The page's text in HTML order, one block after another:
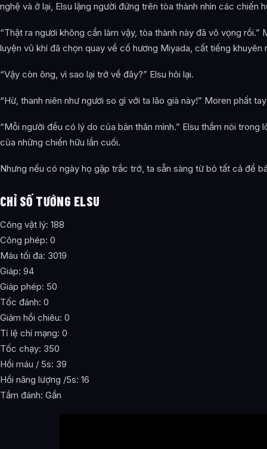
nghệ và ở lại, Elsu lặng người đứng trên tòa thành nhìn các chiến
“Thật ra ngươi không cần làm vậy, tòa thành này đã vô vọng
luyện vũ khí đã chọn quay về cố hương Miyada, cất tiếng khuyên
“Vậy còn ông, vì sao lại trở về đây?” Elsu hỏi lại.
“Hừ, thanh niên như ngươi so gì với ta lão già này!” Moren phất
“Mỗi người đều có lý do của bản thân mình.” Elsu thầm nói trong
của những chiến hữu lần cuối.
Nhưng nếu có ngày họ gặp trắc trở, ta sẵn sàng từ bỏ tất cả để
CHỈ SỐ TƯỚNG ELSU
Công vật lý: 188
Công phép: 0
Máu tối đa: 3019
Giáp: 94
Giáp phép: 50
Tốc đánh: 0
Giảm hồi chiêu: 0
Tỉ lệ chí mạng: 0
Tốc chạy: 350
Hồi máu / 5s: 39
Hồi năng lượng /5s: 16
Tầm đánh: Gần